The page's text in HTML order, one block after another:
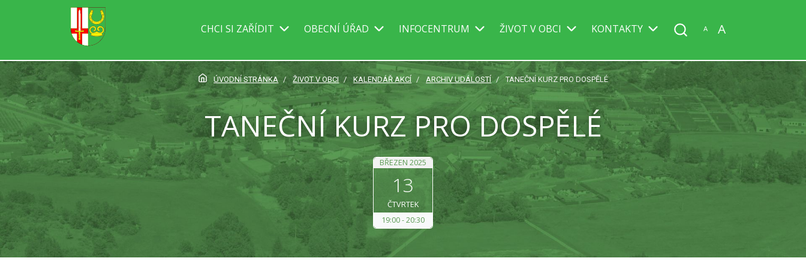
CHCI SI ZAŘÍDIT OBECNÍ ÚŘAD INFOCENTRUM ŽIVOT V OBCI KONTAKTY A A
ÚVODNÍ STRÁNKA ŽIVOT V OBCI KALENDÁŘ AKCÍ ARCHIV UDÁLOSTÍ TANEČNÍ KURZ PRO DOSPĚLÉ
TANEČNÍ KURZ PRO DOSPĚLÉ
BŘEZEN 2025
13
ČTVRTEK
19:00 20:30